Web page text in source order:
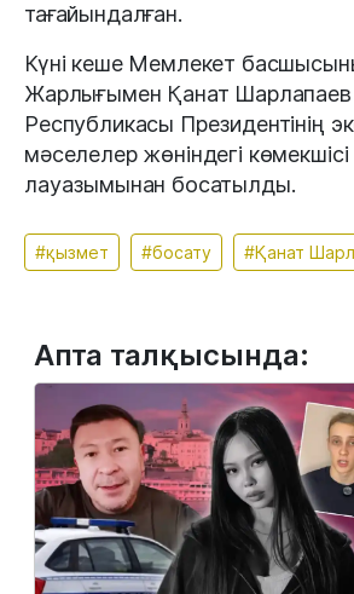
тағайындалған.
Күні кеше Мемлекет
Жарлығымен Қанат Шарлапаев
Республикасы Президентінің
мәселелер жөніндегі көмекшісі
лауазымынан босатылды.
#қызмет #босату #Қанат
Апта талқысында: